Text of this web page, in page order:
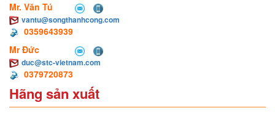
Mr. Văn Tú
vantu@songthanhcong.com
0359643939
Mr Đức
duc@stc-vietnam.com
0379720873
Hãng sản xuất